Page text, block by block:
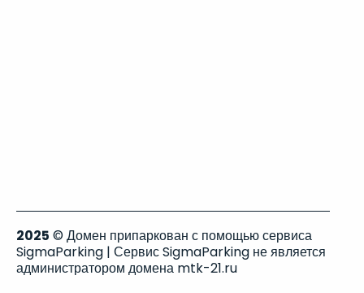
2025 © Домен припаркован с помощью сервиса
SigmaParking | Сервис SigmaParking не является
администратором домена mtk-21.ru